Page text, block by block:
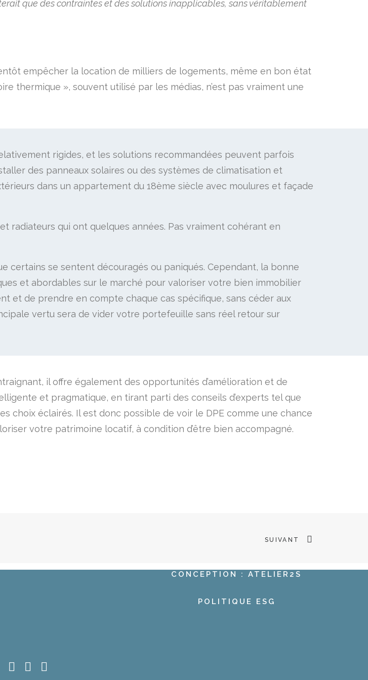
que des contraintes et des solutions inapplicables, sans véritablement
empêcher la location de milliers de logements, même en bon état
thermique », souvent utilisé par les médias, n’est pas vraiment une
rigides, et les solutions recommandées peuvent parfois
des panneaux solaires ou des systèmes de climatisation et
dans un appartement du 18ème siècle avec moulures et façade
qui ont quelques années. Pas vraiment cohérant en
certains se sentent découragés ou paniqués. Cependant, la bonne
et abordables sur le marché pour valoriser votre bien immobilier
et de prendre en compte chaque cas spécifique, sans céder aux
vertu sera de vider votre portefeuille sans réel retour sur
il offre également des opportunités d’amélioration et de
et pragmatique, en tirant parti des conseils d’experts tel que
choix éclairés. Il est donc possible de voir le DPE comme une chance
votre patrimoine locatif, à condition d’être bien accompagné.
SUIVANT
CONCEPTION : ATELIER2S
POLITIQUE ESG